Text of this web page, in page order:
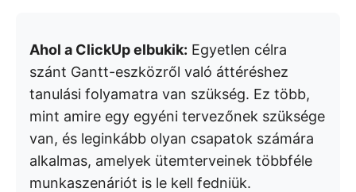
Ahol a ClickUp elbukik: Egyetlen célra
szánt Gantt-eszközről való áttéréshez
tanulási folyamatra van szükség. Ez több,
mint amire egy egyéni tervezőnek szüksége
van, és leginkább olyan csapatok számára
alkalmas, amelyek ütemterveinek többféle
munkaszenáriót is le kell fedniük.